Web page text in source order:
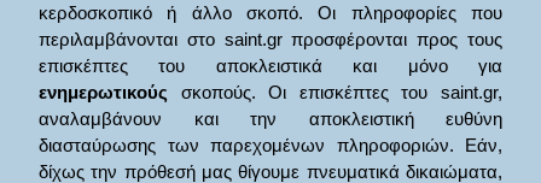
κερδοσκοπικό ή άλλο σκοπό. Οι πληροφορίες που
περιλαμβάνονται στο saint.gr προσφέρονται προς τους
επισκέπτες του αποκλειστικά και μόνο για
ενημερωτικούς σκοπούς. Οι επισκέπτες του saint.gr,
αναλαμβάνουν και την αποκλειστική ευθύνη
διασταύρωσης των παρεχομένων πληροφοριών. Εάν,
δίχως την πρόθεσή μας θίγουμε πνευματικά δικαιώματα,